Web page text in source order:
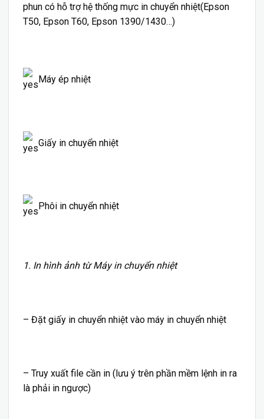
phun có hỗ trợ hệ thống mực in chuyển nhiệt(Epson
T50, Epson T60, Epson 1390/1430…)
Máy ép nhiệt
Giấy in chuyển nhiệt
Phôi in chuyển nhiệt
1. In hình ảnh từ Máy in chuyển nhiệt
– Đặt giấy in chuyển nhiệt vào máy in chuyển nhiệt
– Truy xuất file cần in (lưu ý trên phần mềm lệnh in ra
là phải in ngược)